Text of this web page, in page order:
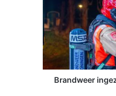
n
d
w
e
r
Brandweer